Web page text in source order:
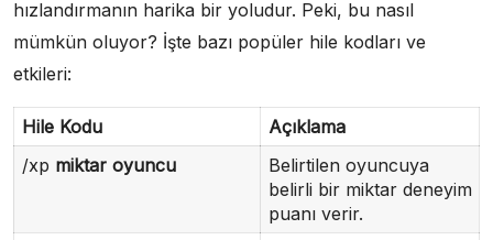
hızlandırmanın harika bir yoludur. Peki, bu nasıl
mümkün oluyor? İşte bazı popüler hile kodları ve
etkileri:
Hile Kodu
Açıklama
/xp miktar oyuncu
Belirtilen oyuncuya
belirli bir miktar deneyim
puanı verir.